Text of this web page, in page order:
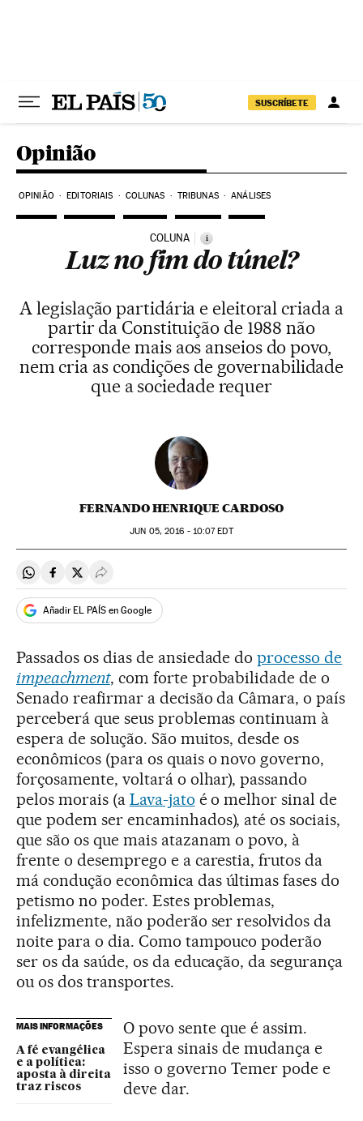
SUSCRÍBETE
Opinião
OPINIÃO EDITORIAIS COLUNAS TRIBUNAS ANÁLISES
COLUNA i
Luz no fim do túnel?
A legislação partidária e eleitoral criada a
partir da Constituição de 1988 não
corresponde mais aos anseios do povo,
nem cria as condições de governabilidade
que a sociedade requer
FERNANDO HENRIQUE CARDOSO
JUN 05, 2016 - 10:07EDT
Compartir en Whatsapp
Compartir en Facebook
Compartir en Twitter
Desplegar Redes Sociales
Añadir EL PAÍS en Google
Passados os dias de ansiedade doprocesso de
impeachment, com forte probabilidade de o
Senado reafirmar a decisão da Câmara, o país
perceberá que seus problemas continuam à
espera de solução. São muitos, desde os
econômicos (para os quais o novo governo,
forçosamente, voltará o olhar), passando
pelos morais (a Lava-jato é o melhor sinal de
que podem ser encaminhados), até os sociais,
que são os que mais atazanam o povo, à
frente o desemprego e a carestia, frutos da
má condução econômica das últimas fases do
petismo no poder. Estes problemas,
infelizmente, não poderão ser resolvidos da
noite para o dia. Como tampouco poderão
ser os da saúde, os da educação, da segurança
ou os dos transportes.
MAIS INFORMAÇÕES
A fé evangélica
e a política:
aposta à direita
traz riscos
O povo sente que é assim.
Espera sinais de mudança e
isso o governo Temer pode e
deve dar.